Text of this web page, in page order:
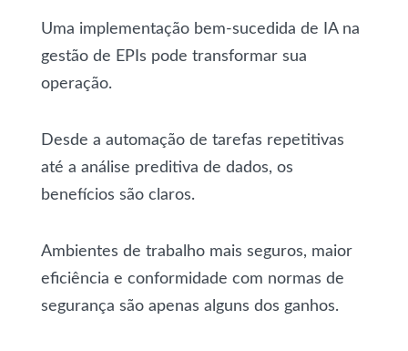
Uma implementação bem-sucedida de IA na
gestão de EPIs pode transformar sua
operação.
Desde a automação de tarefas repetitivas
até a análise preditiva de dados, os
benefícios são claros.
Ambientes de trabalho mais seguros, maior
eficiência e conformidade com normas de
segurança são apenas alguns dos ganhos.